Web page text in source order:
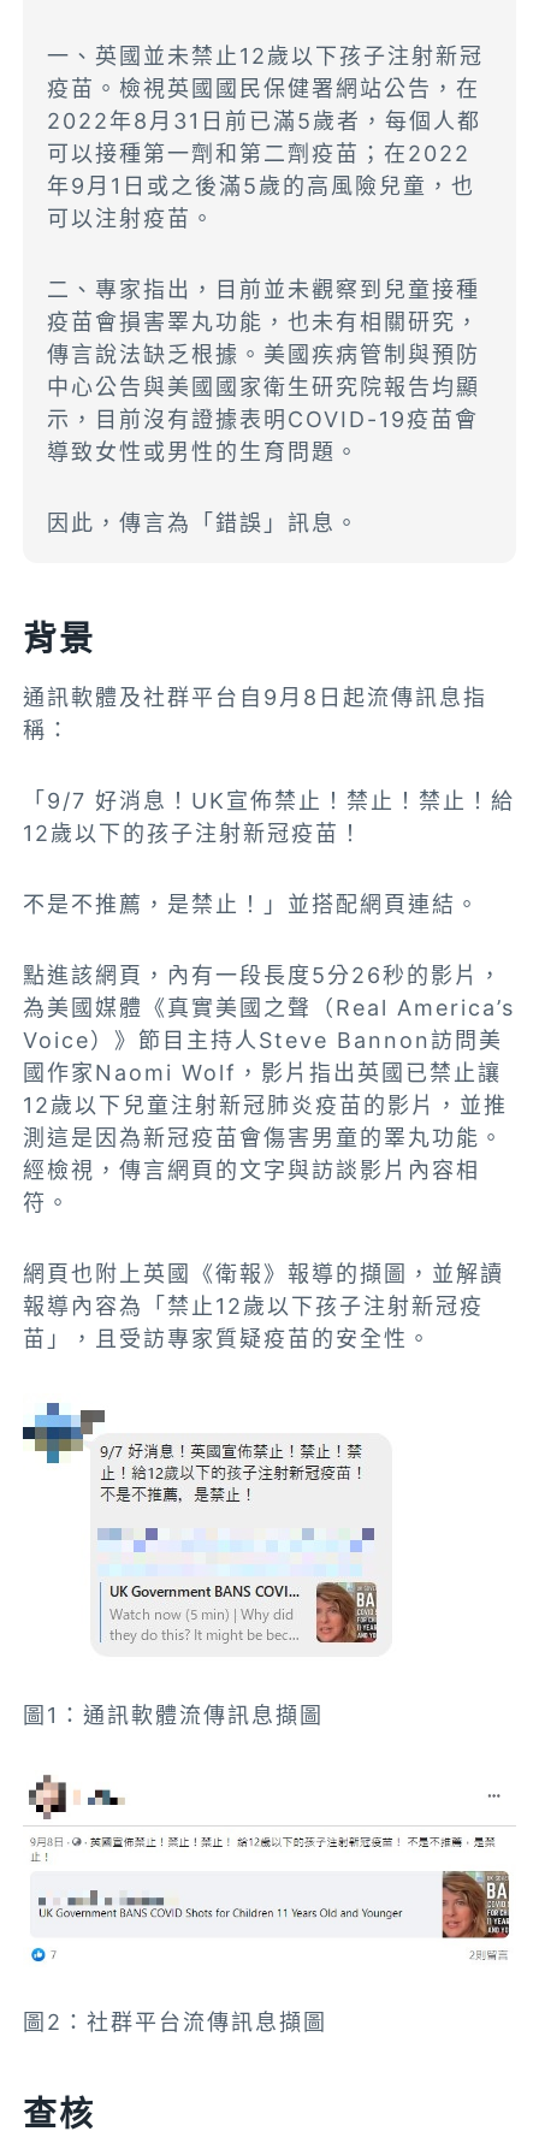
一、英國並未禁止12歲以下孩子注射新冠
疫苗。檢視英國國民保健署網站公告，在
2022年8月31日前已滿5歲者，每個人都
可以接種第一劑和第二劑疫苗；在2022
年9月1日或之後滿5歲的高風險兒童，也
可以注射疫苗。
二、專家指出，目前並未觀察到兒童接種
疫苗會損害睪丸功能，也未有相關研究，
傳言說法缺乏根據。美國疾病管制與預防
中心公告與美國國家衛生研究院報告均顯
示，目前沒有證據表明COVID-19疫苗會
導致女性或男性的生育問題。
因此，傳言為「錯誤」訊息。
背景
通訊軟體及社群平台自9月8日起流傳訊息指
稱：
「9/7 好消息！UK宣佈禁止！禁止！禁止！給
12歲以下的孩子注射新冠疫苗！
不是不推薦，是禁止！」並搭配網頁連結。
點進該網頁，內有一段長度5分26秒的影片，
為美國媒體《真實美國之聲（Real America’s
Voice）》節目主持人Steve Bannon訪問美
國作家Naomi Wolf，影片指出英國已禁止讓
12歲以下兒童注射新冠肺炎疫苗的影片，並推
測這是因為新冠疫苗會傷害男童的睪丸功能。
經檢視，傳言網頁的文字與訪談影片內容相
符。
網頁也附上英國《衛報》報導的擷圖， 並解讀
報導內容為「禁止12歲以下孩子注射新冠疫
苗」，且受訪專家質疑疫苗的安全性。
圖1：通訊軟體流傳訊息擷圖
圖2：社群平台流傳訊息擷圖
查核